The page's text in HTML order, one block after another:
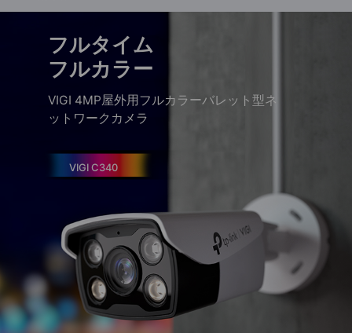
フルタイム
フルカラー
VIGI 4MP屋外用フルカラーバレット型ネ
ットワークカメラ
VIGI C340